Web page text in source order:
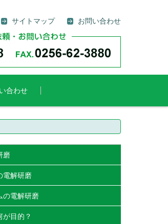
サイトマップ
お問い合わせ
合わせ
磨
電解研磨
の電解研磨
が目的？